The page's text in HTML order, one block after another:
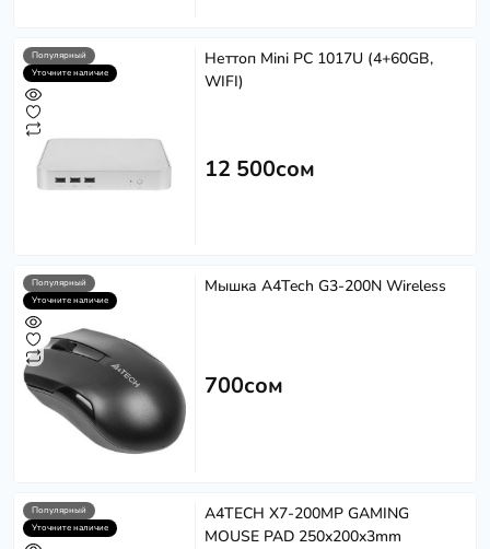
Популярный
Уточните наличие
Неттоп Mini PC 1017U (4+60GB,
WIFI)
12 500сом
Популярный
Уточните наличие
Мышка A4Tech G3-200N Wireless
700сом
Популярный
Уточните наличие
A4TECH X7-200MP GAMING
MOUSE PAD 250x200x3mm